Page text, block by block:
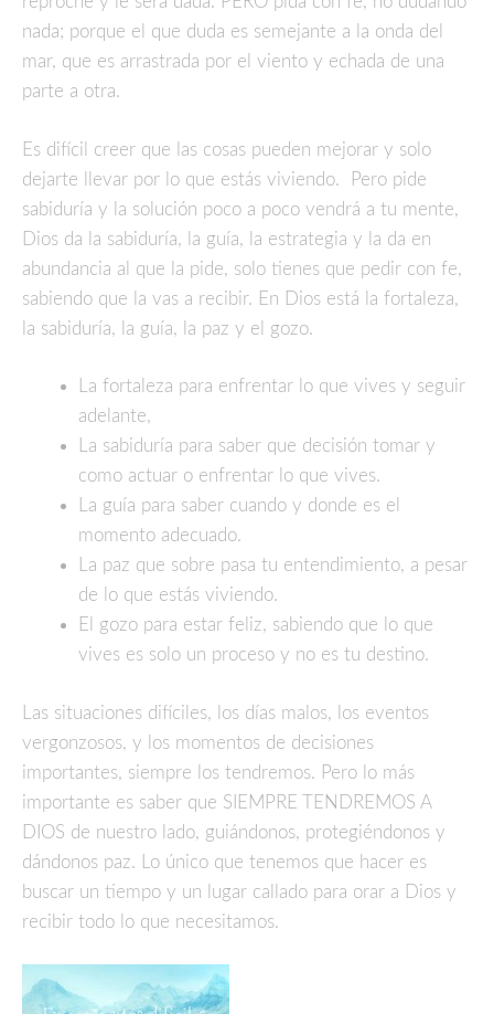
nada; porque el que duda es semejante a la onda del
mar, que es arrastrada por el viento y echada de una
parte a otra.
Es difícil creer que las cosas pueden mejorar y solo
dejarte llevar por lo que estás viviendo. Pero pide
sabiduría y la solución poco a poco vendrá a tu mente,
Dios da la sabiduría, la guía, la estrategia y la da en
abundancia al que la pide, solo tienes que pedir con fe,
sabiendo que la vas a recibir. En Dios está la fortaleza,
la sabiduría, la guía, la paz y el gozo.
La fortaleza para enfrentar lo que vives y seguir
adelante,
La sabiduría para saber que decisión tomar y
como actuar o enfrentar lo que vives.
La guía para saber cuando y donde es el
momento adecuado.
La paz que sobre pasa tu entendimiento, a pesar
de lo que estás viviendo.
El gozo para estar feliz, sabiendo que lo que
vives es solo un proceso y no es tu destino.
Las situaciones difíciles, los días malos, los eventos
vergonzosos, y los momentos de decisiones
importantes, siempre los tendremos. Pero lo más
importante es saber que SIEMPRE TENDREMOS A
DIOS de nuestro lado, guiándonos, protegiéndonos y
dándonos paz. Lo único que tenemos que hacer es
buscar un tiempo y un lugar callado para orar a Dios y
recibir todo lo que necesitamos.